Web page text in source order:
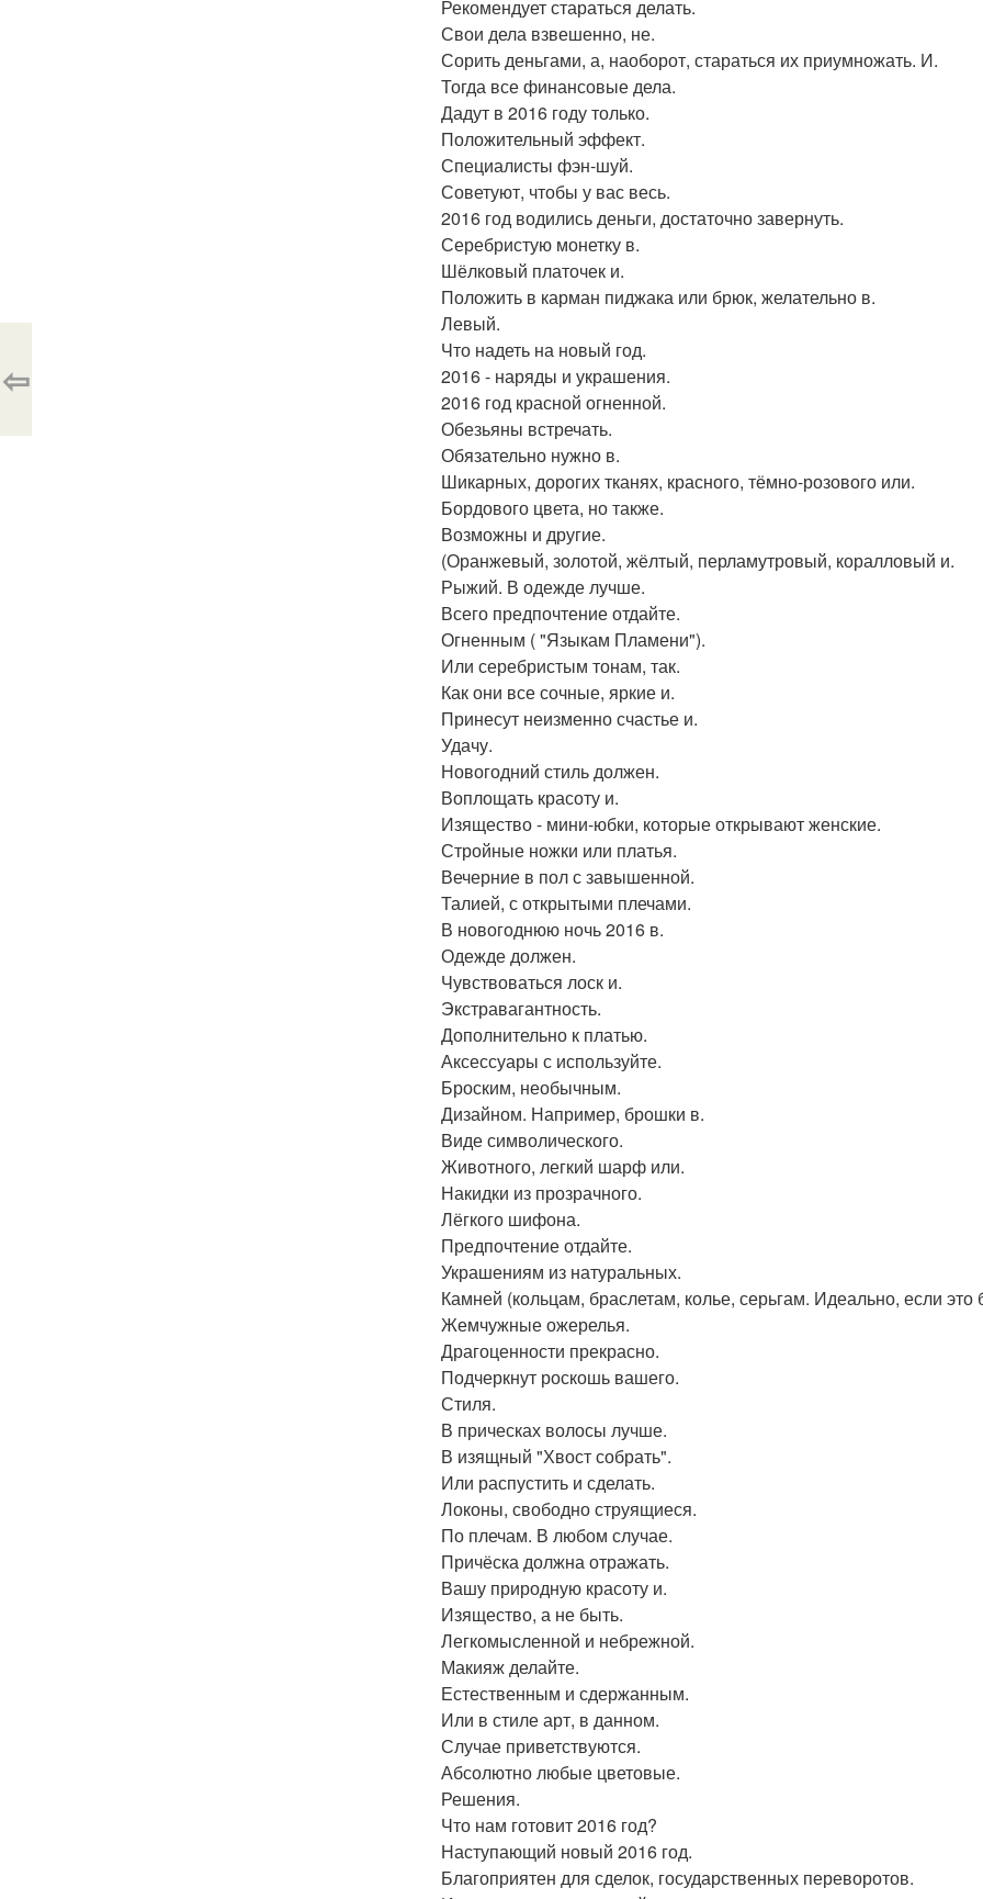
Рекомендует стараться делать.
Свои дела взвешенно, не.
Сорить деньгами, а, наоборот, стараться их приумножать. И.
Тогда все финансовые дела.
Дадут в 2016 году только.
Положительный эффект.
Специалисты фэн-шуй.
Советуют, чтобы у вас весь.
2016 год водились деньги, достаточно завернуть.
Серебристую монетку в.
Шёлковый платочек и.
Положить в карман пиджака или брюк, желательно в.
Левый.
Что надеть на новый год.
2016 - наряды и украшения.
2016 год красной огненной.
Обезьяны встречать.
Обязательно нужно в.
Шикарных, дорогих тканях, красного, тёмно-розового или.
Бордового цвета, но также.
Возможны и другие.
(Оранжевый, золотой, жёлтый, перламутровый, коралловый и.
Рыжий. В одежде лучше.
Всего предпочтение отдайте.
Огненным ( "Языкам Пламени").
Или серебристым тонам, так.
Как они все сочные, яркие и.
Принесут неизменно счастье и.
Удачу.
Новогодний стиль должен.
Воплощать красоту и.
Изящество - мини-юбки, которые открывают женские.
Стройные ножки или платья.
Вечерние в пол с завышенной.
Талией, с открытыми плечами.
В новогоднюю ночь 2016 в.
Одежде должен.
Чувствоваться лоск и.
Экстравагантность.
Дополнительно к платью.
Аксессуары с используйте.
Броским, необычным.
Дизайном. Например, брошки в.
Виде символического.
Животного, легкий шарф или.
Накидки из прозрачного.
Лёгкого шифона.
Предпочтение отдайте.
Украшениям из натуральных.
Камней (кольцам, браслетам, колье, серьгам. Идеально, если
Жемчужные ожерелья.
Драгоценности прекрасно.
Подчеркнут роскошь вашего.
Стиля.
В прическах волосы лучше.
В изящный "Хвост собрать".
Или распустить и сделать.
Локоны, свободно струящиеся.
По плечам. В любом случае.
Причёска должна отражать.
Вашу природную красоту и.
Изящество, а не быть.
Легкомысленной и небрежной.
Макияж делайте.
Естественным и сдержанным.
Или в стиле арт, в данном.
Случае приветствуются.
Абсолютно любые цветовые.
Решения.
Что нам готовит 2016 год?
Наступающий новый 2016 год.
Благоприятен для сделок, государственных переворотов.
⇦